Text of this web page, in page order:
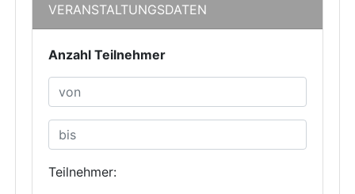
VERANSTALTUNGSDATEN
Anzahl Teilnehmer
Teilnehmer: